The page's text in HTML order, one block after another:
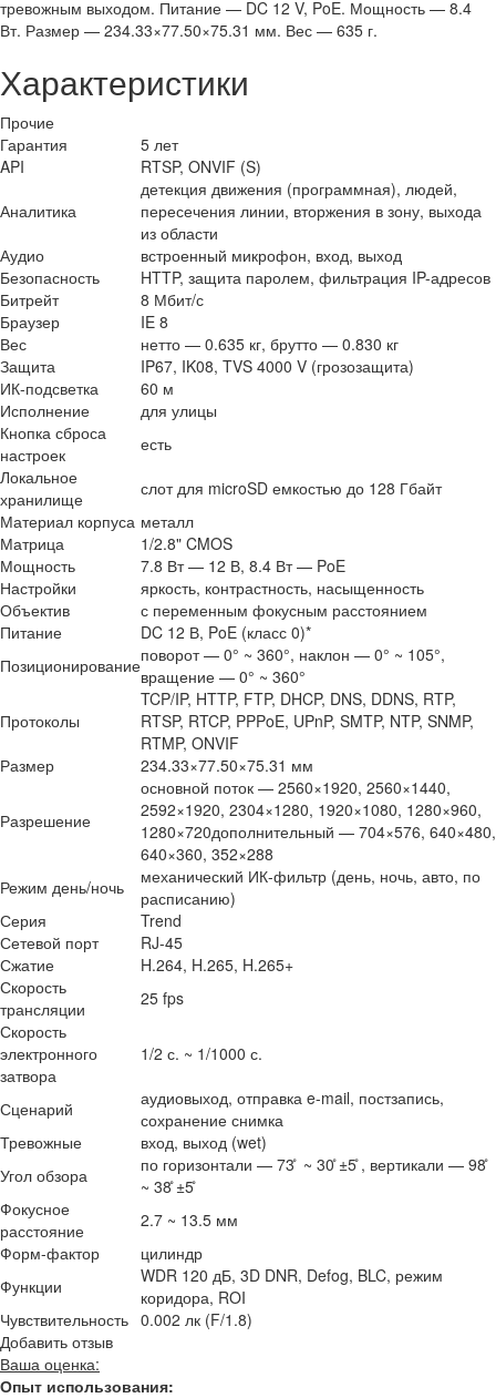
тревожным выходом. Питание — DC 12 V, PoE. Мощность — 8.4
Вт. Размер — 234.33×77.50×75.31 мм. Вес — 635 г.
Характеристики
Прочие
Гарантия
5 лет
API
RTSP, ONVIF (S)
Аналитика
детекция движения (программная), людей,
пересечения линии, вторжения в зону, выхода
из области
Аудио
встроенный микрофон, вход, выход
Безопасность
HTTP, защита паролем, фильтрация IP-адресов
Битрейт
8 Мбит/с
Браузер
IE 8
Вес
нетто — 0.635 кг, брутто — 0.830 кг
Защита
IP67, IK08, TVS 4000 V (грозозащита)
ИК-подсветка
60 м
Исполнение
для улицы
Кнопка сброса
настроек
есть
Локальное
хранилище
слот для microSD емкостью до 128 Гбайт
Материал корпуса металл
Матрица
1/2.8" CMOS
Мощность
7.8 Вт — 12 В, 8.4 Вт — PoE
Настройки
яркость, контрастность, насыщенность
Объектив
с переменным фокусным расстоянием
Питание
DC 12 В, PoE (класс 0)*
Позиционированиеповорот — 0° ~ 360°, наклон — 0° ~ 105°,
вращение — 0° ~ 360°
Протоколы
TCP/IP, HTTP, FTP, DHCP, DNS, DDNS, RTP,
RTSP, RTCP, PPPoE, UPnP, SMTP, NTP, SNMP,
RTMP, ONVIF
Размер
234.33×77.50×75.31 мм
Разрешение
основной поток — 2560×1920, 2560×1440,
2592×1920, 2304×1280, 1920×1080, 1280×960,
1280×720дополнительный — 704×576, 640×480,
640×360, 352×288
Режим день/ночь
механический ИК-фильтр (день, ночь, авто, по
расписанию)
Серия
Trend
Сетевой порт
RJ-45
Сжатие
H.264, H.265, H.265+
Скорость
трансляции
25 fps
Скорость
электронного
затвора
1/2 с. ~ 1/1000 с.
Сценарий
аудиовыход, отправка e-mail, постзапись,
сохранение снимка
Тревожные
вход, выход (wet)
Угол обзора
по горизонтали — 73 ̊ ~ 30 ̊±5 ̊, вертикали — 98 ̊
~ 38 ̊±5 ̊
Фокусное
расстояние
2.7 ~ 13.5 мм
Форм-фактор
цилиндр
Функции
WDR 120 дБ, 3D DNR, Defog, BLC, режим
коридора, ROI
Чувствительность 0.002 лк (F/1.8)
Добавить отзыв
Ваша оценка:
Опыт использования: